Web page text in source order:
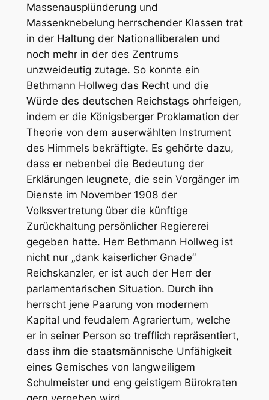
Massenausplünderung und
Massenknebelung herrschender Klassen trat
in der Haltung der Nationalliberalen und
noch mehr in der des Zentrums
unzweideutig zutage. So konnte ein
Bethmann Hollweg das Recht und die
Würde des deutschen Reichstags ohrfeigen,
indem er die Königsberger Proklamation der
Theorie von dem auserwählten Instrument
des Himmels bekräftigte. Es gehörte dazu,
dass er nebenbei die Bedeutung der
Erklärungen leugnete, die sein Vorgänger im
Dienste im November 1908 der
Volksvertretung über die künftige
Zurückhaltung persönlicher Regiererei
gegeben hatte. Herr Bethmann Hollweg ist
nicht nur „dank kaiserlicher Gnade“
Reichskanzler, er ist auch der Herr der
parlamentarischen Situation. Durch ihn
herrscht jene Paarung von modernem
Kapital und feudalem Agrariertum, welche
er in seiner Person so trefflich repräsentiert,
dass ihm die staatsmännische Unfähigkeit
eines Gemisches von langweiligem
Schulmeister und eng geistigem Bürokraten